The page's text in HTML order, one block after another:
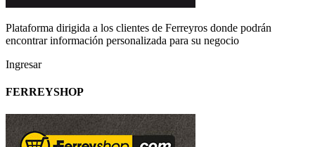
Plataforma dirigida a los clientes de Ferreyros donde podrán
encontrar información personalizada para su negocio
Ingresar
FERREYSHOP